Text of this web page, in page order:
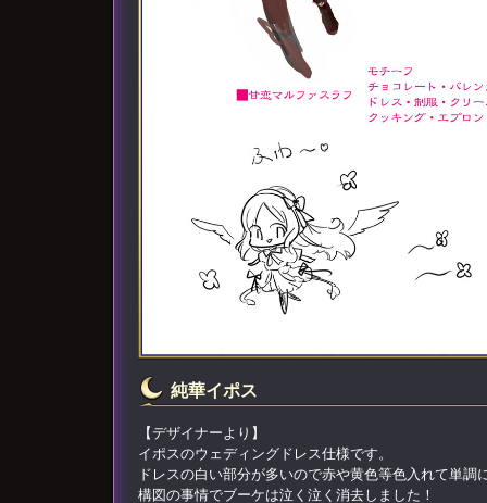
純華イポス
【デザイナーより】
イポスのウェディングドレス仕様です。
ドレスの白い部分が多いので赤や黄色等色入れて単調
構図の事情でブーケは泣く泣く消去しました！